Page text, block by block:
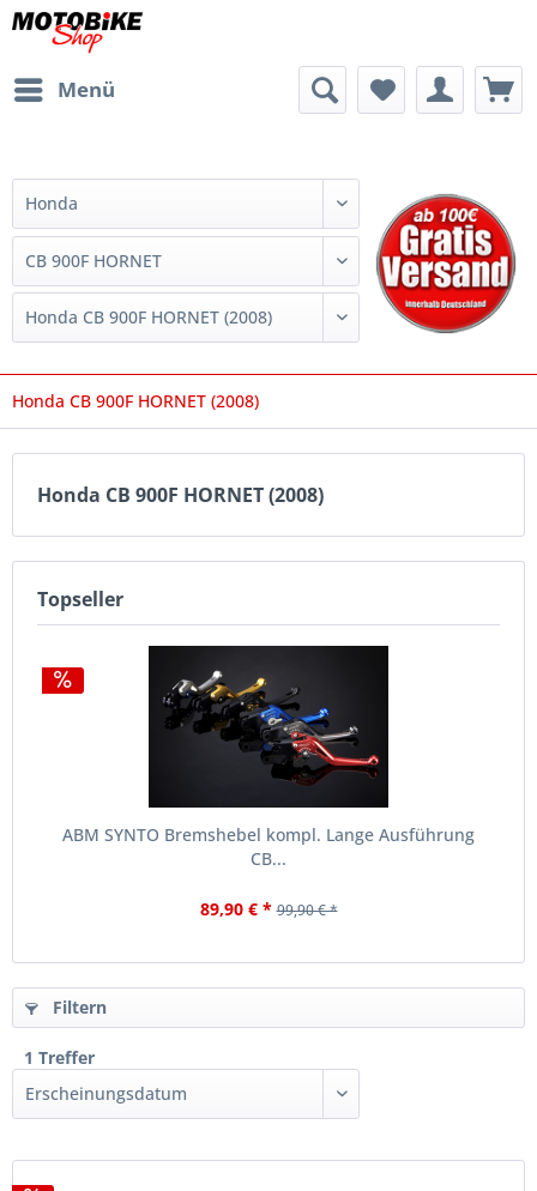
Menü
Honda CB 900F HORNET (2008)
Honda CB 900F HORNET (2008)
Topseller
ABM SYNTO Bremshebel kompl. Lange Ausführung
CB...
89,90 € * 99,90 € *
Filtern
1 Treffer